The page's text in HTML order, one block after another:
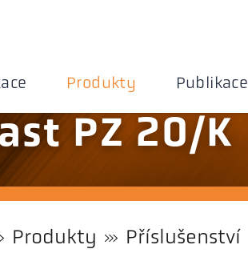
Produkty Publikace
PZ 20/K
Produkty Příslušenství